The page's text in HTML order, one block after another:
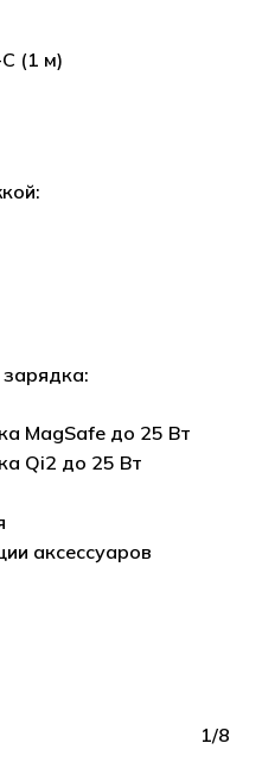
(1 м)
MagSafe до 25 Вт
Qi2 до 25 Вт
аксессуаров
1/8